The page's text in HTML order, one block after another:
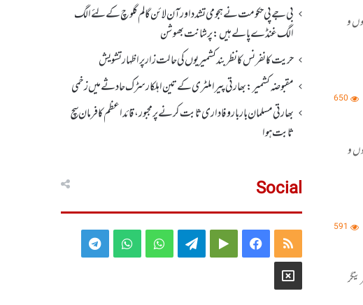
و
650
و
591
بی جے پی حکومت نے ہجومی تشدد اورآن لائن گالم گلوچ کے لئے الگ
الگ غنڈے پالے ہیں: پرشانت بھوشن
حریت کانفرنس کا نظر بند کشمیریوں کی حالت زار پر اظہار تشویش
مقبوضہ کشمیر: بھارتی پیرا ملٹری کے تین اہلکار سڑک حادثے میں زخمی
بھارتی مسلمان بار بار وفاداری ثابت کرنے پر مجبور،قائداعظم کا فرمان سچ
ثابت ہوا
Social
RSS
Facebook
Google
Telegram
WhatsApp
WhatsApp
Telegram
X